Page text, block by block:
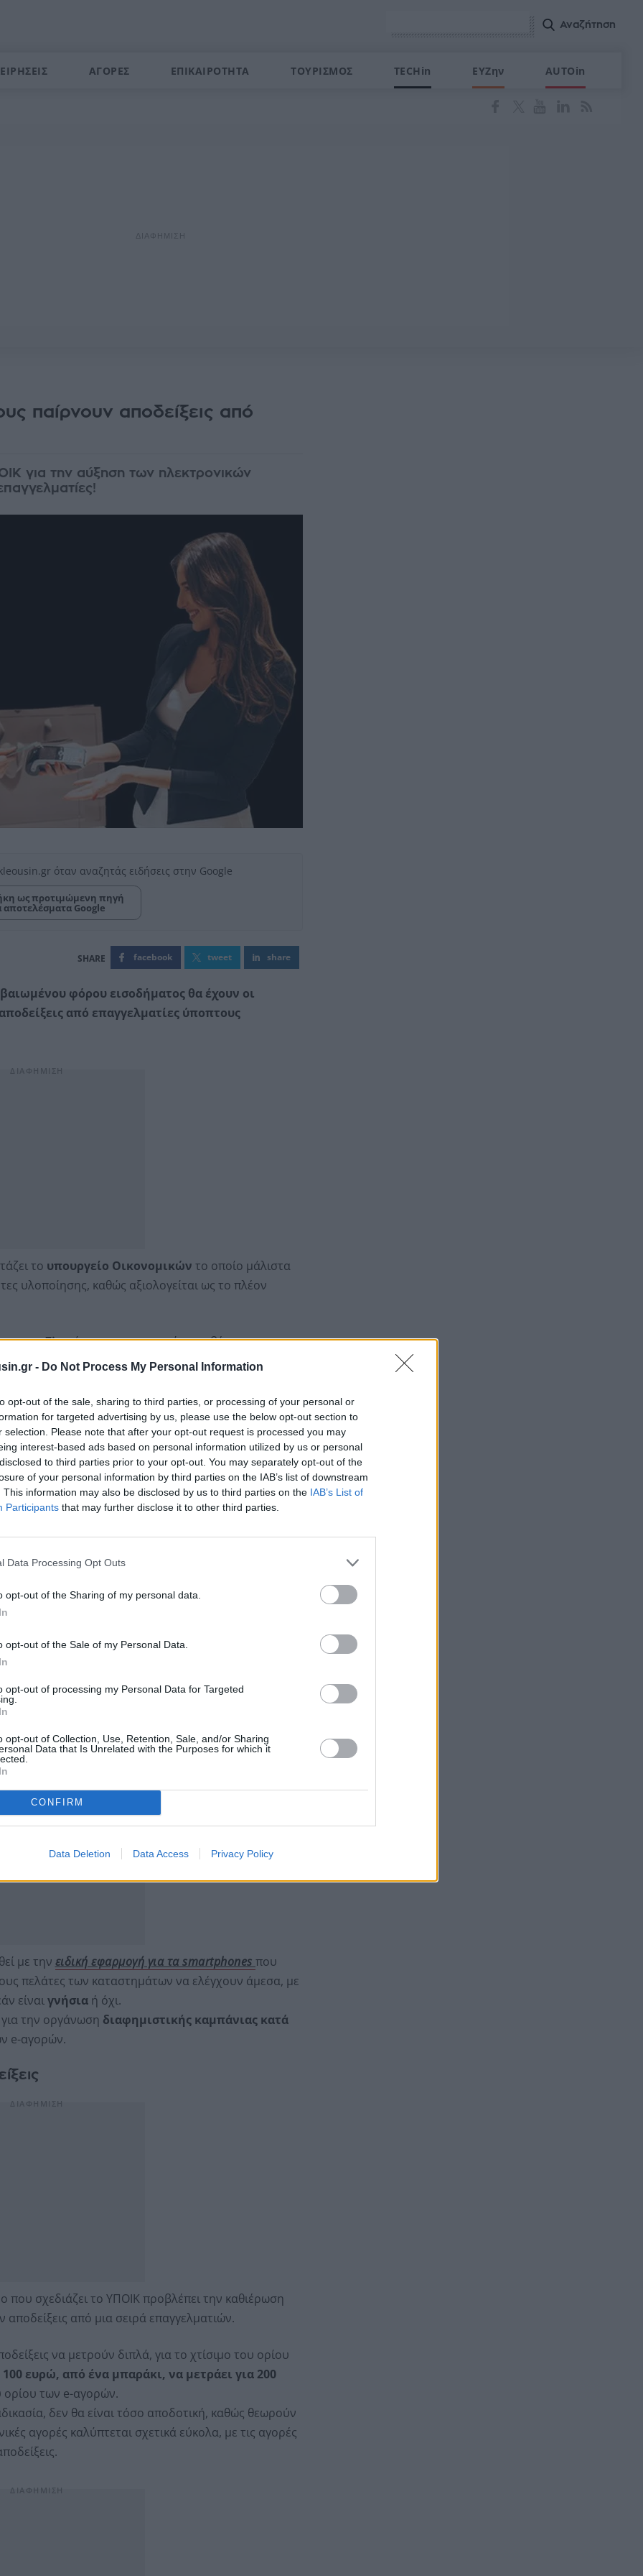
- Do Not Process My Personal Information
opt-out of the sale, sharing to third parties, or processing of your personal or
for targeted advertising by us, please use the below opt-out section to
selection. Please note that after your opt-out request is processed you may
interest-based ads based on personal information utilized by us or personal
to third parties prior to your opt-out. You may separately opt-out of the
of your personal information by third parties on the IAB’s list of downstream
This information may also be disclosed by us to third parties on the IAB’s List of
Participants that may further disclose it to other third parties.
Data Processing Opt Outs
opt-out of the Sharing of my personal data.
opt-out of the Sale of my Personal Data.
opt-out of processing my Personal Data for Targeted
opt-out of Collection, Use, Retention, Sale, and/or Sharing
Data that Is Unrelated with the Purposes for which it
CONFIRM
Data Deletion Data Access Privacy Policy
ΑΓΟΡΕΣ ΕΠΙΚΑΙΡΟΤΗΤΑ ΤΟΥΡΙΣΜΟΣ TECHin ΕΥΖην AUTOin
παίρνουν αποδείξεις από
για την αύξηση των ηλεκτρονικών
όταν αναζητάς ειδήσεις στην Google
ως προτιμώμενη πηγή
αποτελέσματα Google
facebook tweet share
φόρου εισοδήματος θα έχουν οι
από επαγγελματίες ύποπτους
το υπουργείο Οικονομικών το οποίο μάλιστα
υλοποίησης, καθώς αξιολογείται ως το πλέον
τουΣinσύμφωνα με το οποίο η κυβέρνηση
πληρωμέςμε πλαστικό χρήμα, προς ταβέρνες,
οι συναλλαγές των συγκεκριμένων
διαπιστωθεί από τους ελέγχους που διενεργούν τα
τεράστια.
e-αγορών σε ποσοστότουλάχιστον 30%
να δοθεί ειδικό βάρος σε συγκεκριμένες
με την ειδική εφαρμογή για τα smartphones που
πελάτες των καταστημάτων να ελέγχουν άμεσα, με
είναιγνήσια ή όχι.
την οργάνωση διαφημιστικής καμπάνιας κατά
e-αγορών.
σχεδιάζει το ΥΠΟΙΚ προβλέπει την καθιέρωση
από μια σειρά επαγγελματιών.
να μετρούν διπλά, για το χτίσιμο του ορίου
ευρώ, από ένα μπαράκι, να μετράει για 200
ορίου των e-αγορών.
δεν θα είναι τόσο αποδοτική, καθώς θεωρούν
αγορές καλύπτεται σχετικά εύκολα, με τις αγορές